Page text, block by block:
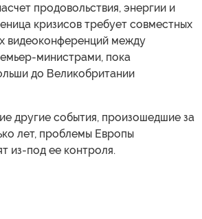
продовольствия, энергии и
кризисов требует совместных
видеоконференций между
министрами, пока
до Великобритании
другие события, произошедшие за
лет, проблемы Европы
из-под ее контроля.